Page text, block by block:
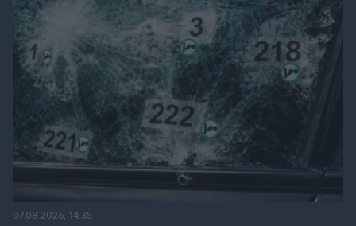
07.08.2026, 14:35